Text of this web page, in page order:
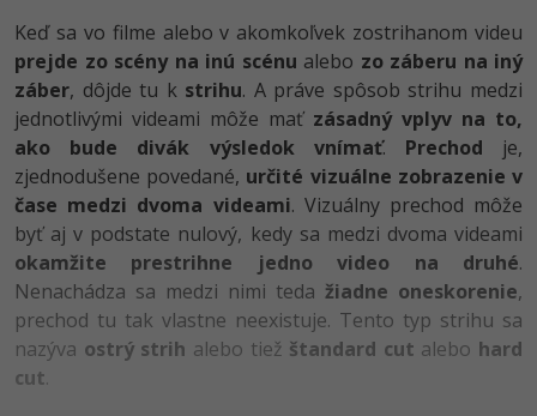
Swift
Kotlin -80%
Céčko -80%
VB.NET
SQL
UML -80%
Algoritmy -41%
Copywriting
MS Office -80%
Google Dokumenty
Time management
Linux a UNIX
Siete
Adobe InDesign -25%
Adobe After Effects
Blender -80%
Inkscape
Fotografovanie -80%
Video
Ostatné
Keď sa vo filme alebo v akomkoľvek zostrihanom videu
prejde zo scény na inú scénu alebo zo záberu na iný
záber, dôjde tu k strihu. A práve spôsob strihu medzi
jednotlivými videami môže mať zásadný vplyv na to,
ako bude divák výsledok vnímať. Prechod je,
zjednodušene povedané, určité vizuálne zobrazenie v
čase medzi dvoma videami. Vizuálny prechod môže
byť aj v podstate nulový, kedy sa medzi dvoma videami
okamžite prestrihne jedno video na druhé.
Nenachádza sa medzi nimi teda žiadne oneskorenie,
prechod tu tak vlastne neexistuje. Tento typ strihu sa
nazýva ostrý strih alebo tiež štandard cut alebo hard
cut.